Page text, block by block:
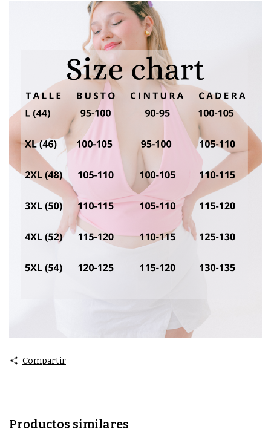
Compartir
Productos similares